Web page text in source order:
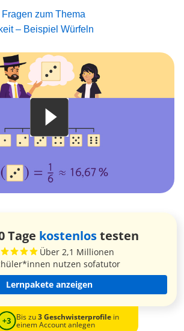
zum Thema
– Beispiel Würfeln
Tage kostenlostesten
Über 2,1 Millionen
nutzen sofatutor
Lernpakete anzeigen
Bis zu3 Geschwisterprofilein
einem Account anlegen